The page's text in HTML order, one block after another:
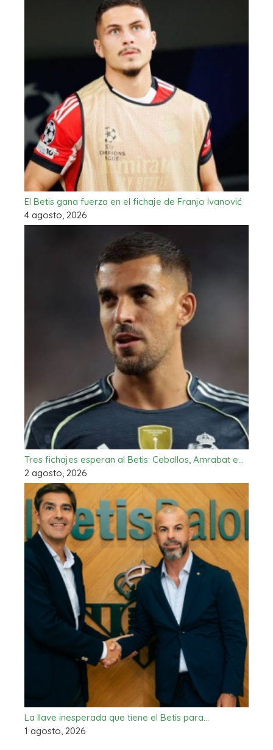
El Betis gana fuerza en el fichaje de Franjo Ivanović
4 agosto, 2026
Tres fichajes esperan al Betis: Ceballos, Amrabat e…
2 agosto, 2026
La llave inesperada que tiene el Betis para…
1 agosto, 2026